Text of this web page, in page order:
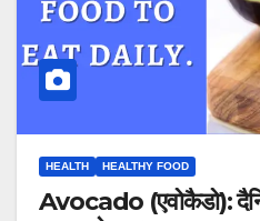
HEALTH HEALTHY FOOD
Avocado (एवोकैडो):